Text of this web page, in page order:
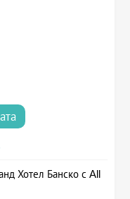
Хотел Банско с All